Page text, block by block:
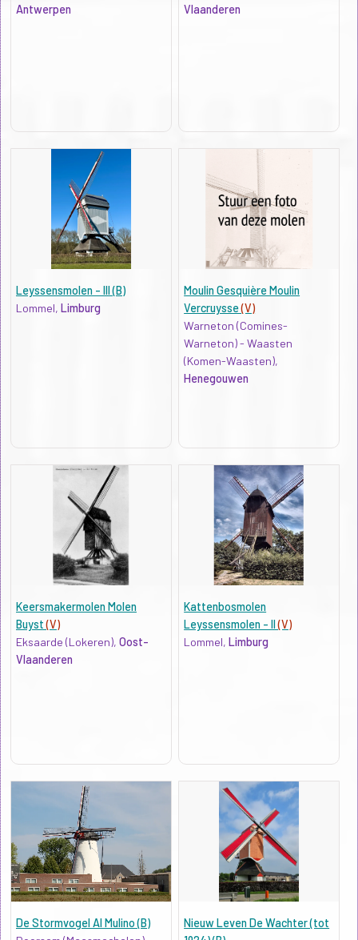
Antwerpen
Vlaanderen
Leyssensmolen - III (B)
Lommel, Limburg
Moulin Gesquière Moulin
Vercruysse(V)
Warneton (Comines-
Warneton) - Waasten
(Komen-Waasten),
Henegouwen
Keersmakermolen Molen
Buyst(V)
Eksaarde (Lokeren), Oost-
Vlaanderen
Kattenbosmolen
Leyssensmolen - II(V)
Lommel,Limburg
De Stormvogel Al Mulino (B)
Nieuw Leven De Wachter (tot